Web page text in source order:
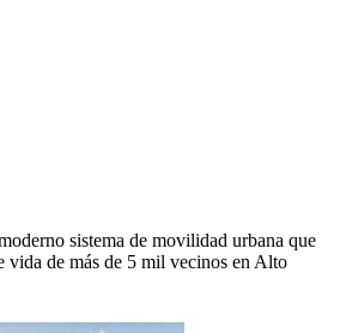
sistema de movilidad urbana que
vida de más de 5 mil vecinos en Alto